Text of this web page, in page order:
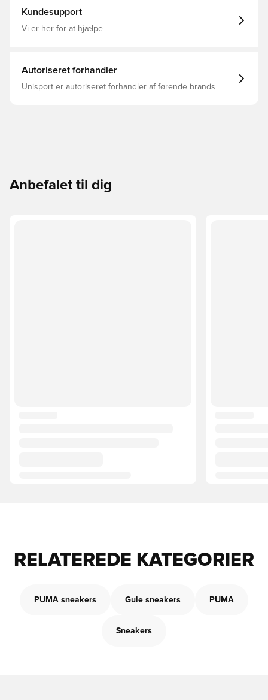
Kundesupport
Vi er her for at hjælpe
Autoriseret forhandler
Unisport er autoriseret forhandler af førende brands
Anbefalet til dig
RELATEREDE KATEGORIER
PUMA sneakers Gule sneakers PUMA
Sneakers